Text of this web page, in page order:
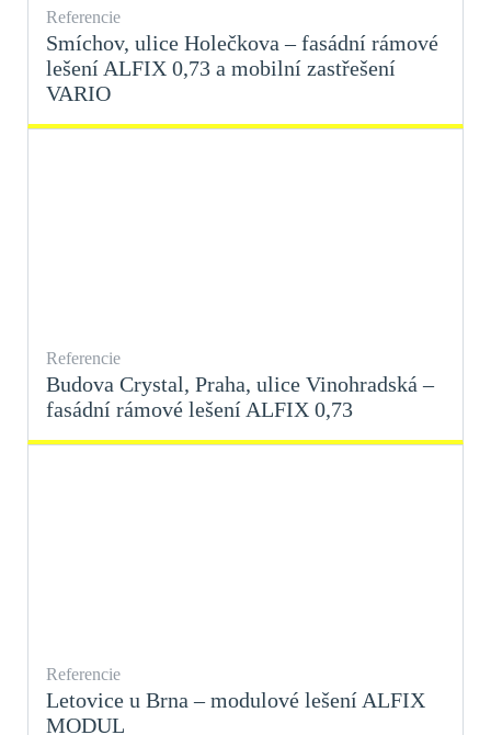
Referencie
Smíchov, ulice Holečkova – fasádní rámové
lešení ALFIX 0,73 a mobilní zastřešení
VARIO
Referencie
Budova Crystal, Praha, ulice Vinohradská –
fasádní rámové lešení ALFIX 0,73
Referencie
Letovice u Brna – modulové lešení ALFIX
MODUL